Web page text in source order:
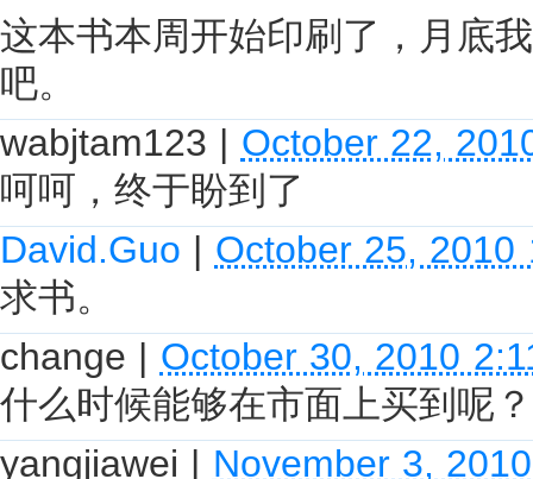
这本书本周开始印刷了，月底
吧。
wabjtam123 | October 22,
呵呵，终于盼到了
David.Guo | October 25, 2010
求书。
change | October 30, 2010
什么时候能够在市面上买到呢？
yangjiawei | November 3,